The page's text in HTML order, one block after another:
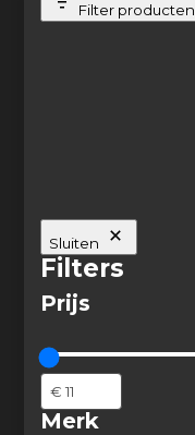
Filter producten
Sluiten
Filters
Prijs
Merk